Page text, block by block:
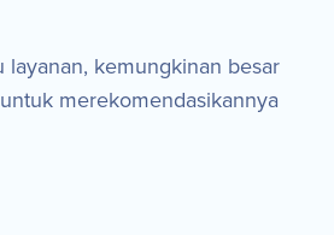
layanan, kemungkinan besar
merekomendasikannya